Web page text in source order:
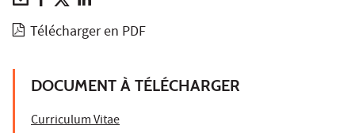
Télécharger en PDF
DOCUMENT À TÉLÉCHARGER
​​​​​​Curriculum Vitae